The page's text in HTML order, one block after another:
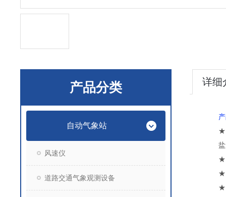
产品分类
自动气象站
风速仪
道路交通气象观测设备
详细
★
★
★
★